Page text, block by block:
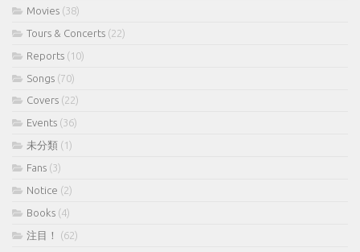
Movies (38)
Tours & Concerts (22)
Reports (10)
Songs (70)
Covers (22)
Events (36)
未分類 (1)
Fans (3)
Notice (2)
Books (4)
注目！
(62)